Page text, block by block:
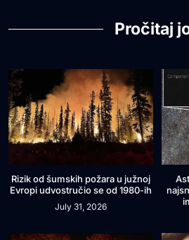
Pročitaj
Rizik od šumskih požara u južnoj
Evropi udvostručio se od 1980-ih
July 31, 2026